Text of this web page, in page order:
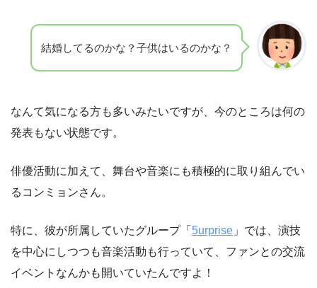
結婚してるのかな？子供はいるのかな？
なんて気になる方も多いみたいですが、今のところは何の
発表もない状態です。
俳優活動に加えて、舞台や音楽にも積極的に取り組んでい
るコンミョンさん。
特に、彼が所属していたグループ「 5urprise 」では、演技
を中心にしつつも音楽活動も行っていて、ファンとの交流
イベントなんかも開いていたんですよ！